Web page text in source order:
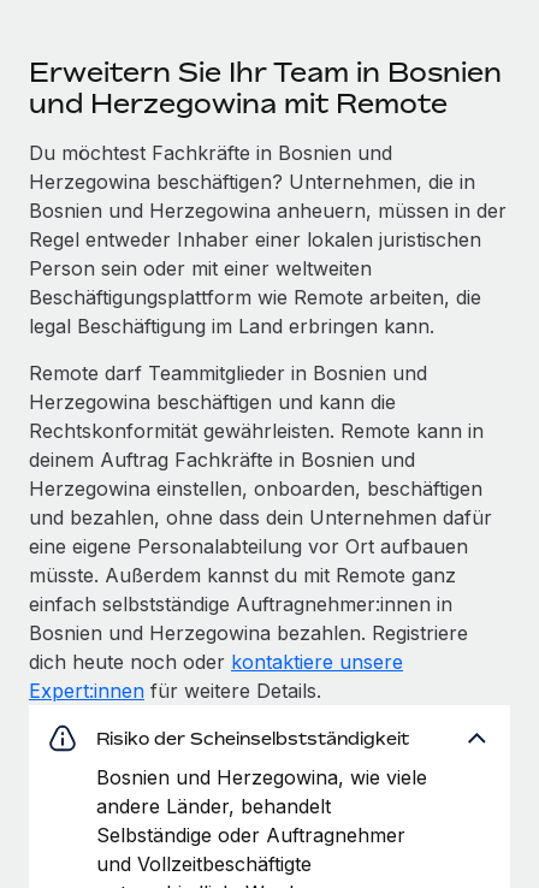
Erweitern Sie Ihr Team in Bosnien
und Herzegowina mit Remote
Du möchtest Fachkräfte in Bosnien und
Herzegowina beschäftigen? Unternehmen, die in
Bosnien und Herzegowina anheuern, müssen in der
Regel entweder Inhaber einer lokalen juristischen
Person sein oder mit einer weltweiten
Beschäftigungsplattform wie Remote arbeiten, die
legal Beschäftigung im Land erbringen kann.
Remote darf Teammitglieder in Bosnien und
Herzegowina beschäftigen und kann die
Rechtskonformität gewährleisten. Remote kann in
deinem Auftrag Fachkräfte in Bosnien und
Herzegowina einstellen, onboarden, beschäftigen
und bezahlen, ohne dass dein Unternehmen dafür
eine eigene Personalabteilung vor Ort aufbauen
müsste. Außerdem kannst du mit Remote ganz
einfach selbstständige Auftragnehmer:innen in
Bosnien und Herzegowina bezahlen. Registriere
dich heute noch oder kontaktiere unsere
Expert:innen für weitere Details.
Risiko der Scheinselbstständigkeit
Bosnien und Herzegowina, wie viele
andere Länder, behandelt
Selbständige oder Auftragnehmer
und Vollzeitbeschäftigte